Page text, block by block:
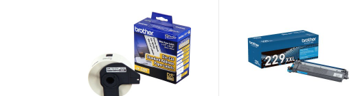
4000 Páginas TONER CYAN
ULTRA ALTORENDIMIENTO
4000 PAGINAS